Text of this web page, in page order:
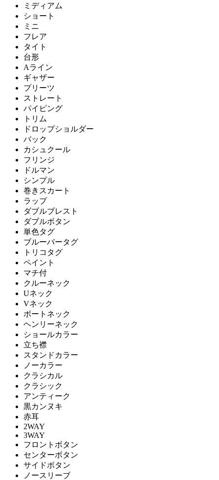
ミディアム
ショート
ミニ
フレア
タイト
台形
Aライン
ギャザー
プリーツ
ストレート
パイピング
トリム
ドロップショルダー
バック
カシュクール
フリンジ
ドルマン
シンプル
巻きスカート
ラップ
ダブルブレスト
ダブルボタン
単色タグ
ブルーバータグ
トリコタグ
ペイント
マチ付
クルーネック
Uネック
Vネック
ボートネック
ヘンリーネック
ショールカラー
立ち襟
スタンドカラー
ノーカラー
クラシカル
クラシック
アンティーク
黒カンヌキ
赤耳
2WAY
3WAY
フロントボタン
センターボタン
サイドボタン
ノースリーブ